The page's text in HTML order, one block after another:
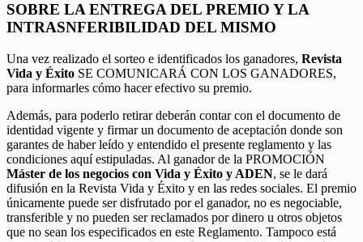
SOBRE LA ENTREGA DEL PREMIO Y LA
INTRASNFERIBILIDAD DEL MISMO
Una vez realizado el sorteo e identificados los ganadores, Revista
Vida y Éxito SE COMUNICARÁ CON LOS GANADORES,
para informarles cómo hacer efectivo su premio.
Además, para poderlo retirar deberán contar con el documento de
identidad vigente y firmar un documento de aceptación donde son
garantes de haber leído y entendido el presente reglamento y las
condiciones aquí estipuladas. Al ganador de la PROMOCIÓN
Máster de los negocios con Vida y Éxito y ADEN, se le dará
difusión en la Revista Vida y Éxito y en las redes sociales. El premio
únicamente puede ser disfrutado por el ganador, no es negociable,
transferible y no pueden ser reclamados por dinero u otros objetos
que no sean los especificados en este Reglamento. Tampoco está